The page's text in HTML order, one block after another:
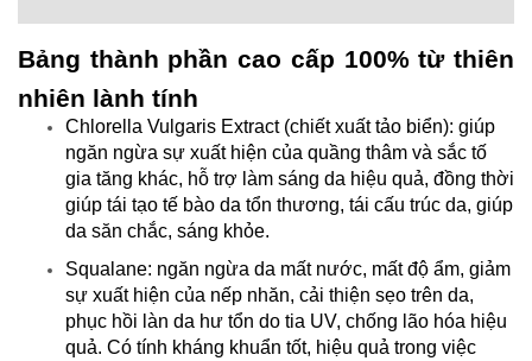
Bảng thành phần cao cấp 100% từ thiên
nhiên lành tính
Chlorella Vulgaris Extract (chiết xuất tảo biển): giúp
ngăn ngừa sự xuất hiện của quầng thâm và sắc tố
gia tăng khác, hỗ trợ làm sáng da hiệu quả, đồng thời
giúp tái tạo tế bào da tổn thương, tái cấu trúc da, giúp
da săn chắc, sáng khỏe.
Squalane: ngăn ngừa da mất nước, mất độ ẩm, giảm
sự xuất hiện của nếp nhăn, cải thiện sẹo trên da,
phục hồi làn da hư tổn do tia UV, chống lão hóa hiệu
quả. Có tính kháng khuẩn tốt, hiệu quả trong việc